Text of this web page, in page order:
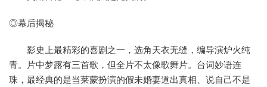
◎幕后揭秘
影史上最精彩的喜剧之一，选角天衣无缝，编导演炉火纯
青。片中梦露有三首歌，但全片不太像歌舞片。台词妙语连
珠，最经典的是当莱蒙扮演的假未婚妻道出真相、说自己不是